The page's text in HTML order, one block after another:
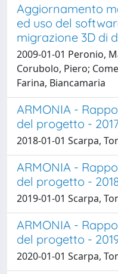
Aggiornamento
ed uso del
migrazione 3D di
2009-01-01 Peronio,
Corubolo, Piero;
Farina, Biancamaria
ARMONIA -
del progetto -
2018-01-01 Scarpa,
ARMONIA -
del progetto -
2019-01-01 Scarpa,
ARMONIA -
del progetto -
2020-01-01 Scarpa,